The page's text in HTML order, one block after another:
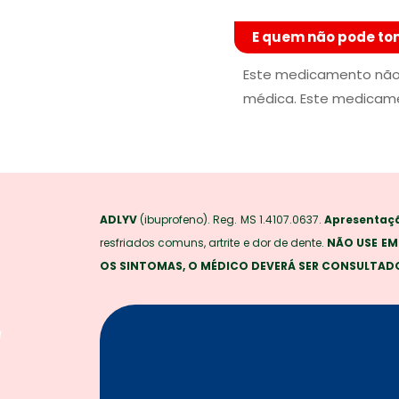
E quem não pode
Este medicamento
médica. Este
ADLYV(ibuprofeno). Reg. MS 1.4107.0637.
resfriados comuns, artrite e dor de dente. NÃO USE
OS SINTOMAS, O MÉDICO DEVERÁ SER